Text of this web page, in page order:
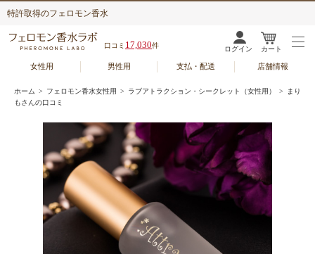
特許取得のフェロモン香水
口コミ 17,030件 ログイン カート
女性用 男性用 支払・配送 店舗情報
ホーム > フェロモン香水女性用 > ラブアトラクション・シークレット（女性用）
> まり
もさんの口コミ